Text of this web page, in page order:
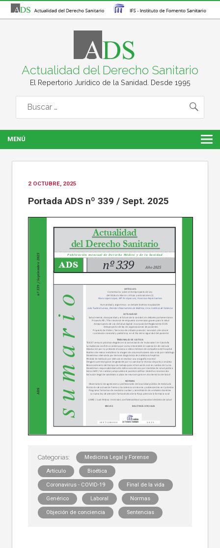
Actualidad del Derecho Sanitario
El Repertorio Jurídico de la Sanidad. Desde 1995
MENÚ
2 OCTUBRE, 2025
Portada ADS nº 339 / Sept. 2025
Medicina Legal y Forense
Artículo Bioética
Coronavirus - COVID-19 Final de la vida
Genérico Laboral Normas
Objeción de conciencia Sentencias